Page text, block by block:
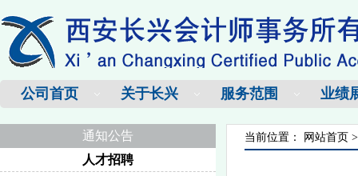
公司首页 关于长兴 服务范围 业绩
通知公告
人才招聘
当前位置： 网站首页